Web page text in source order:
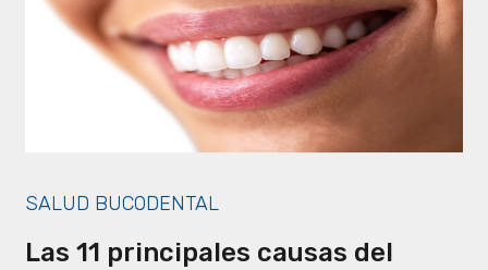
SALUD BUCODENTAL
Las 11 principales causas del